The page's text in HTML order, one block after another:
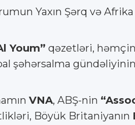
Yaxın Şərq və
Youm” qəzetləri,
şəhərsalma
VNA, ABŞ-nin
Böyük Britaniyanın